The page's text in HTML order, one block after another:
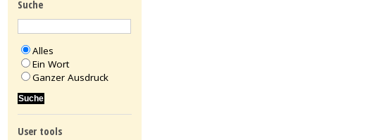
Suche
Alles
Ein Wort
Ganzer Ausdruck
User tools